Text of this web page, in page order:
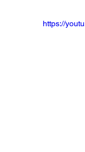
https://